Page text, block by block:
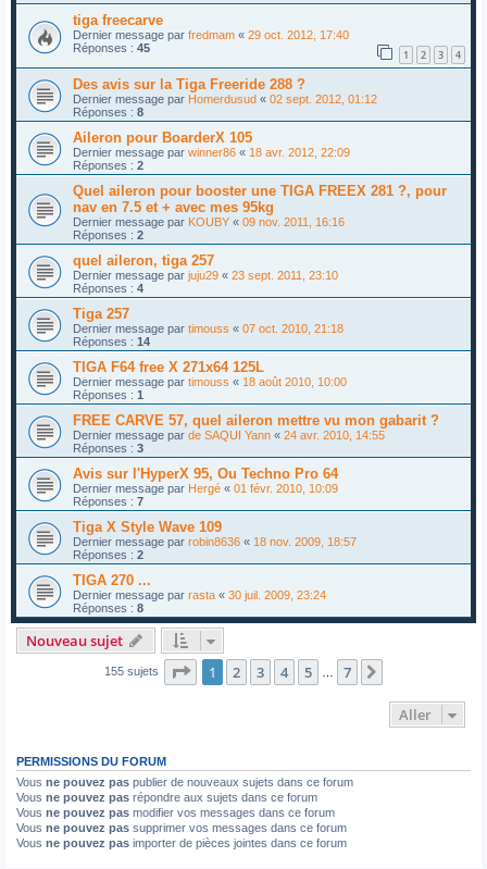
tiga freecarve
Dernier message par fredmam « 29 oct. 2012, 17:40
Réponses : 45 1 2 3 4
Des avis sur la Tiga Freeride 288 ?
Dernier message par Homerdusud « 02 sept. 2012, 01:12
Réponses : 8
Aileron pour BoarderX 105
Dernier message par winner86 « 18 avr. 2012, 22:09
Réponses : 2
Quel aileron pour booster une TIGA FREEX 281 ?, pour
nav en 7.5 et + avec mes 95kg
Dernier message par KOUBY « 09 nov. 2011, 16:16
Réponses : 2
quel aileron, tiga 257
Dernier message par juju29 « 23 sept. 2011, 23:10
Réponses : 4
Tiga 257
Dernier message par timouss « 07 oct. 2010, 21:18
Réponses : 14
TIGA F64 free X 271x64 125L
Dernier message par timouss « 18 août 2010, 10:00
Réponses : 1
FREE CARVE 57, quel aileron mettre vu mon gabarit ?
Dernier message par de SAQUI Yann « 24 avr. 2010, 14:55
Réponses : 3
Avis sur l'HyperX 95, Ou Techno Pro 64
Dernier message par Hergé « 01 févr. 2010, 10:09
Réponses : 7
Tiga X Style Wave 109
Dernier message par robin8636 « 18 nov. 2009, 18:57
Réponses : 2
TIGA 270 ...
Dernier message par rasta « 30 juil. 2009, 23:24
Réponses : 8
Nouveau sujet
155 sujets Page 1sur7
1 2 3 4 5 7
Aller
PERMISSIONS DU FORUM
Vous ne pouvez pas publier de nouveaux sujets dans ce forum
Vous ne pouvez pas répondre aux sujets dans ce forum
Vous ne pouvez pas modifier vos messages dans ce forum
Vous ne pouvez pas supprimer vos messages dans ce forum
Vous ne pouvez pas importer de pièces jointes dans ce forum